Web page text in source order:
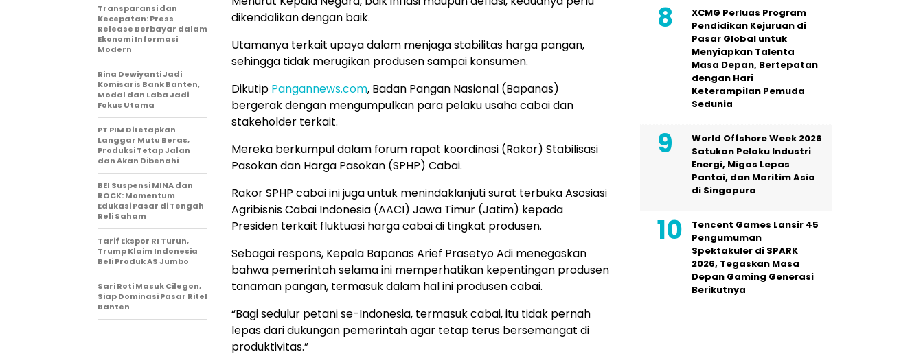
dikendalikan dengan baik.
Utamanya terkait upaya dalam menjaga stabilitas harga pangan,
sehingga tidak merugikan produsen sampai konsumen.
Dikutip Pangannews.com, Badan Pangan Nasional (Bapanas)
bergerak dengan mengumpulkan para pelaku usaha cabai dan
stakeholder terkait.
Mereka berkumpul dalam forum rapat koordinasi (Rakor) Stabilisasi
Pasokan dan Harga Pasokan (SPHP) Cabai.
Rakor SPHP cabai ini juga untuk menindaklanjuti surat terbuka Asosiasi
Agribisnis Cabai Indonesia (AACI) Jawa Timur (Jatim) kepada
Presiden terkait fluktuasi harga cabai di tingkat produsen.
Sebagai respons, Kepala Bapanas Arief Prasetyo Adi menegaskan
bahwa pemerintah selama ini memperhatikan kepentingan produsen
tanaman pangan, termasuk dalam hal ini produsen cabai.
“Bagi sedulur petani se-Indonesia, termasuk cabai, itu tidak pernah
lepas dari dukungan pemerintah agar tetap terus bersemangat di
produktivitas.”
Transparansi dan
Kecepatan: Press
Release Berbayar dalam
Ekonomi Informasi
Modern
Rina Dewiyanti Jadi
Komisaris Bank Banten,
Modal dan Laba Jadi
Fokus Utama
PT PIM Ditetapkan
Langgar Mutu Beras,
Produksi Tetap Jalan
dan Akan Dibenahi
BEI Suspensi MINA dan
ROCK: Momentum
Edukasi Pasar di Tengah
Reli Saham
Tarif Ekspor RI Turun,
Trump Klaim Indonesia
Beli Produk AS Jumbo
Sari Roti Masuk Cilegon,
Siap Dominasi Pasar Ritel
Banten
XCMG Perluas Program
Pendidikan Kejuruan di
Pasar Global untuk
Menyiapkan Talenta
Masa Depan, Bertepatan
dengan Hari
Keterampilan Pemuda
Sedunia
World Offshore Week 2026
Satukan Pelaku Industri
Energi, Migas Lepas
Pantai, dan Maritim Asia
di Singapura
Tencent Games Lansir 45
Pengumuman
Spektakuler di SPARK
2026, Tegaskan Masa
Depan Gaming Generasi
Berikutnya